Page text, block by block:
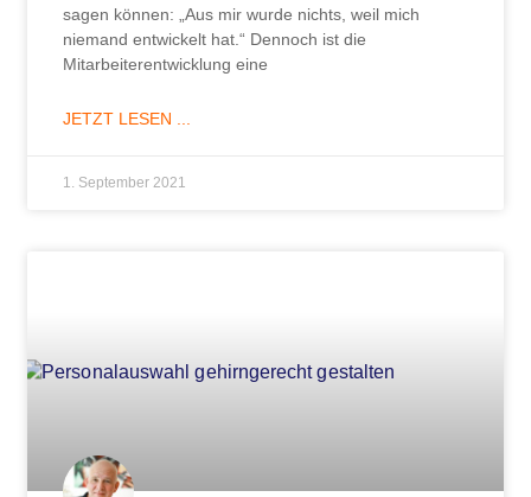
sagen können: „Aus mir wurde nichts, weil mich
niemand entwickelt hat.“ Dennoch ist die
Mitarbeiterentwicklung eine
JETZT LESEN ...
1. September 2021